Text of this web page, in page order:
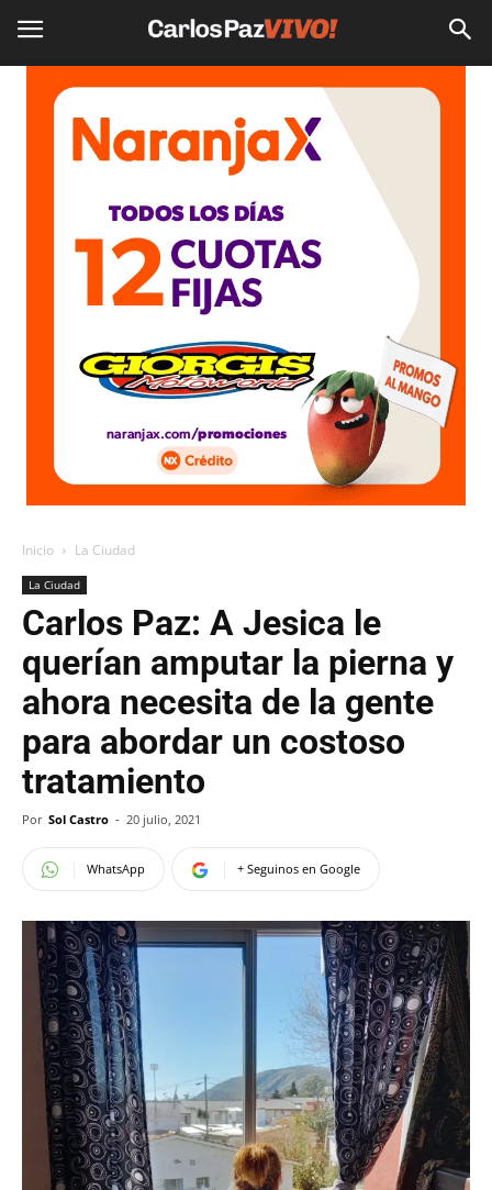
Inicio La Ciudad
La Ciudad
Carlos Paz: A Jesica le
querían amputar la pierna y
ahora necesita de la gente
para abordar un costoso
tratamiento
Por Sol Castro - 20 julio, 2021
WhatsApp + Seguinos en Google